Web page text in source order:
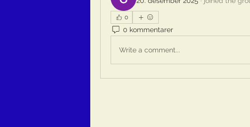
0
0 kommentarer
Write a comment...